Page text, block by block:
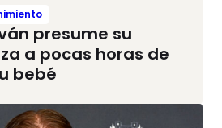
presume su
a pocas horas de
bebé